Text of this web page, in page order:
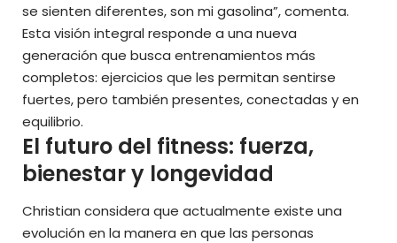
se sienten diferentes, son mi gasolina”, comenta.
Esta visión integral responde a una nueva
generación que busca entrenamientos más
completos: ejercicios que les permitan sentirse
fuertes, pero también presentes, conectadas y en
equilibrio.
El futuro del fitness: fuerza,
bienestar y longevidad
Christian considera que actualmente existe una
evolución en la manera en que las personas